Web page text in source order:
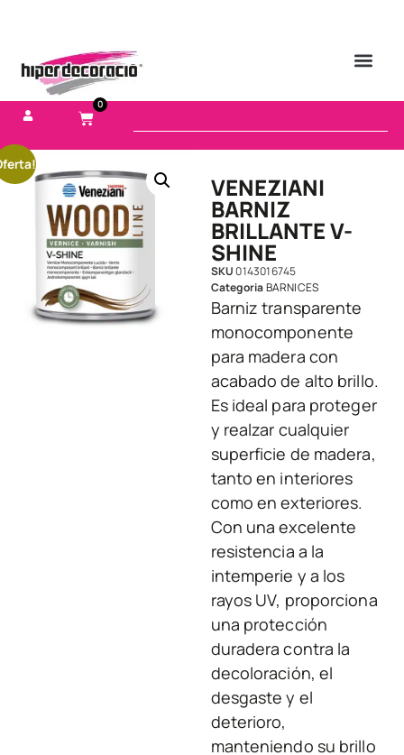
0
VENEZIANI
BARNIZ
BRILLANTE V-
SHINE
SKU0143016745
CategoriaBARNICES
Barniz transparente
monocomponente
para madera con
acabado de alto brillo.
Es ideal para proteger
y realzar cualquier
superficie de madera,
tanto en interiores
como en exteriores.
Con una excelente
resistencia a la
intemperie y a los
rayos UV, proporciona
una protección
duradera contra la
decoloración, el
desgaste y el
deterioro,
manteniendo su brillo